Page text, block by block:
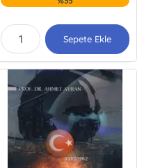
Sepete Ekle